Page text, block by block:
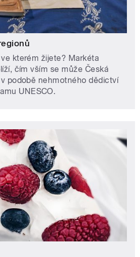
kterém žijete? Markéta
čím vším se může Česká
podobě nehmotného dědictví
UNESCO.